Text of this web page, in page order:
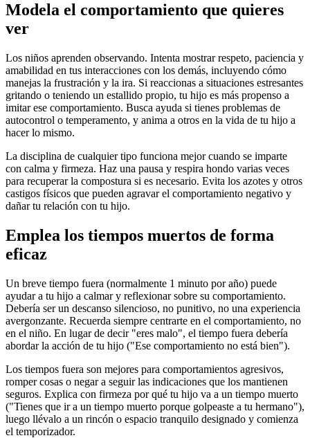
Modela el comportamiento que quieres
ver
Los niños aprenden observando. Intenta mostrar respeto, paciencia y
amabilidad en tus interacciones con los demás, incluyendo cómo
manejas la frustración y la ira. Si reaccionas a situaciones estresantes
gritando o teniendo un estallido propio, tu hijo es más propenso a
imitar ese comportamiento. Busca ayuda si tienes problemas de
autocontrol o temperamento, y anima a otros en la vida de tu hijo a
hacer lo mismo.
La disciplina de cualquier tipo funciona mejor cuando se imparte
con calma y firmeza. Haz una pausa y respira hondo varias veces
para recuperar la compostura si es necesario. Evita los azotes y otros
castigos físicos que pueden agravar el comportamiento negativo y
dañar tu relación con tu hijo.
Emplea los tiempos muertos de forma
eficaz
Un breve tiempo fuera (normalmente 1 minuto por año) puede
ayudar a tu hijo a calmar y reflexionar sobre su comportamiento.
Debería ser un descanso silencioso, no punitivo, no una experiencia
avergonzante. Recuerda siempre centrarte en el comportamiento, no
en el niño. En lugar de decir "eres malo", el tiempo fuera debería
abordar la acción de tu hijo ("Ese comportamiento no está bien").
Los tiempos fuera son mejores para comportamientos agresivos,
romper cosas o negar a seguir las indicaciones que los mantienen
seguros. Explica con firmeza por qué tu hijo va a un tiempo muerto
("Tienes que ir a un tiempo muerto porque golpeaste a tu hermano"),
luego llévalo a un rincón o espacio tranquilo designado y comienza
el temporizador.